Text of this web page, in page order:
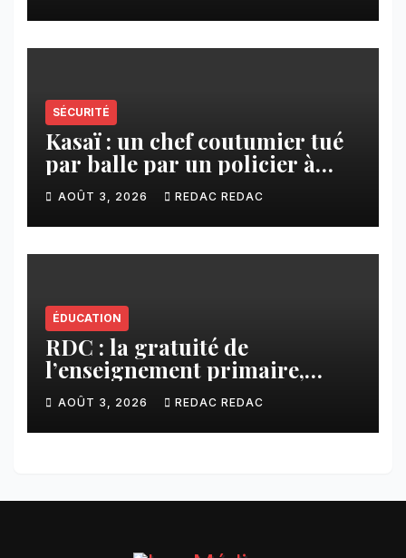
SÉCURITÉ
Kasaï : un chef coutumier tué
par balle par un policier à
Kamuesha, la tension monte
AOÛT 3, 2026 REDAC REDAC
ÉDUCATION
RDC : la gratuité de
l’enseignement primaire,
vision phare du Président
Félix Tshisekedi réaffirmée
par une circulaire du
AOÛT 3, 2026 REDAC REDAC